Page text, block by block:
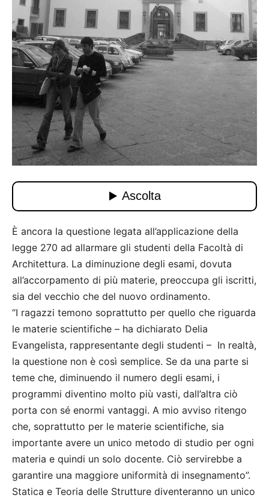
È ancora la questione legata all’applicazione della
legge 270 ad allarmare gli studenti della Facoltà di
Architettura. La diminuzione degli esami, dovuta
all’accorpamento di più materie, preoccupa gli iscritti,
sia del vecchio che del nuovo ordinamento.
“I ragazzi temono soprattutto per quello che riguarda
le materie scientifiche – ha dichiarato Delia
Evangelista, rappresentante degli studenti – In realtà,
la questione non è così semplice. Se da una parte si
teme che, diminuendo il numero degli esami, i
programmi diventino molto più vasti, dall’altra ciò
porta con sé enormi vantaggi. A mio avviso ritengo
che, soprattutto per le materie scientifiche, sia
importante avere un unico metodo di studio per ogni
materia e quindi un solo docente. Ciò servirebbe a
garantire una maggiore uniformità di insegnamento”.
Statica e Teoria delle Strutture diventeranno un unico